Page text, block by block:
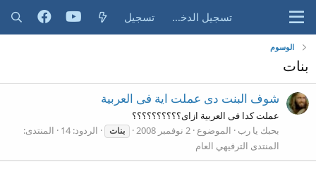
تسجيل الدخول تسجيل
الوسوم
بنات
شوف البنت دى عملت اية فى العربية
عملت كدا فى العربية ازاى؟؟؟؟؟؟؟؟؟؟
بحبك يا رب
الموضوع 2 نوفمبر 2008 بنات الردود: 14
المنتدى:
المنتدى الترفيهي العام